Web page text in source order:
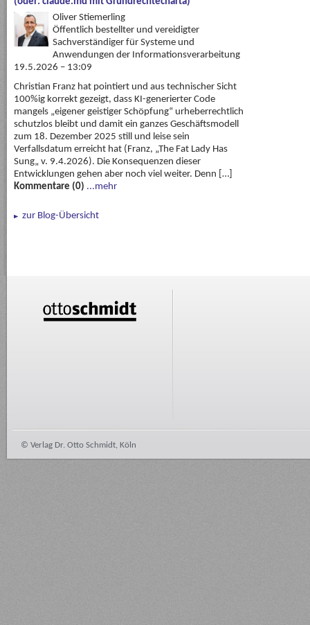
Oliver Stiemerling
Öffentlich bestellter und vereidigter
Sachverständiger für Systeme und
Anwendungen der Informationsverarbeitung
19.5.2026 – 13:09
Christian Franz hat pointiert und aus technischer Sicht
100%ig korrekt gezeigt, dass KI-generierter Code
mangels „eigener geistiger Schöpfung“ urheberrechtlich
schutzlos bleibt und damit ein ganzes Geschäftsmodell
zum 18. Dezember 2025 still und leise sein
Verfallsdatum erreicht hat (Franz, „The Fat Lady Has
Sung„ v. 9.4.2026). Die Konsequenzen dieser
Entwicklungen gehen aber noch viel weiter. Denn […]
Kommentare (0) ...mehr
zur Blog-Übersicht
© Verlag Dr. Otto Schmidt, Köln